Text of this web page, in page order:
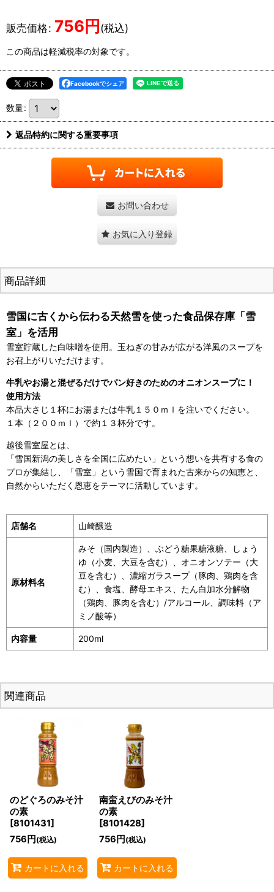
販売価格: 756円 (税込)
この商品は軽減税率の対象です。
Facebookでシェア
数量:
返品特約に関する重要事項
お問い合わせ
お気に入り登録
商品詳細
雪国に古くから伝わる天然雪を使った食品保存庫「雪
室」を活用
雪室貯蔵した白味噌を使用。玉ねぎの甘みが広がる洋風のスープを
お召上がりいただけます。
牛乳やお湯と混ぜるだけでパン好きのためのオニオンスープに！
使用方法
本品大さじ１杯にお湯または牛乳１５０ｍｌを注いでください。
１本（２００ｍｌ）で約１３杯分です。
越後雪室屋とは、
「雪国新潟の美しさを全国に広めたい」という想いを共有する食の
プロが集結し、「雪室」という雪国で育まれた古来からの知恵と、
自然からいただく恩恵をテーマに活動しています。
店舗名 山崎醸造
原材料名
みそ（国内製造）、ぶどう糖果糖液糖、しょう
ゆ（小麦、大豆を含む）、オニオンソテー（大
豆を含む）、濃縮ガラスープ（豚肉、鶏肉を含
む）、食塩、酵母エキス、たん白加水分解物
（鶏肉、豚肉を含む）/アルコール、調味料（ア
ミノ酸等）
内容量 200ml
関連商品
のどぐろのみそ汁
の素
[8101431]
756 円 (税込)
カートに入れる
南蛮えびのみそ汁
の素
[8101428]
756 円 (税込)
カートに入れる